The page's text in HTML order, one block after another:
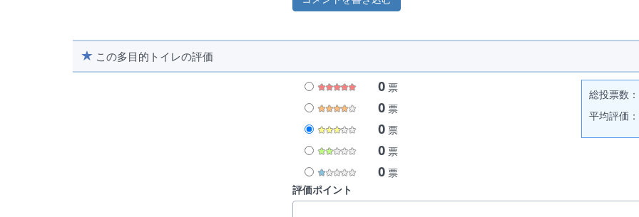
この多目的トイレの評価
0票
0票
0票
0票
0票
総投票数
平均評価
評価ポイント